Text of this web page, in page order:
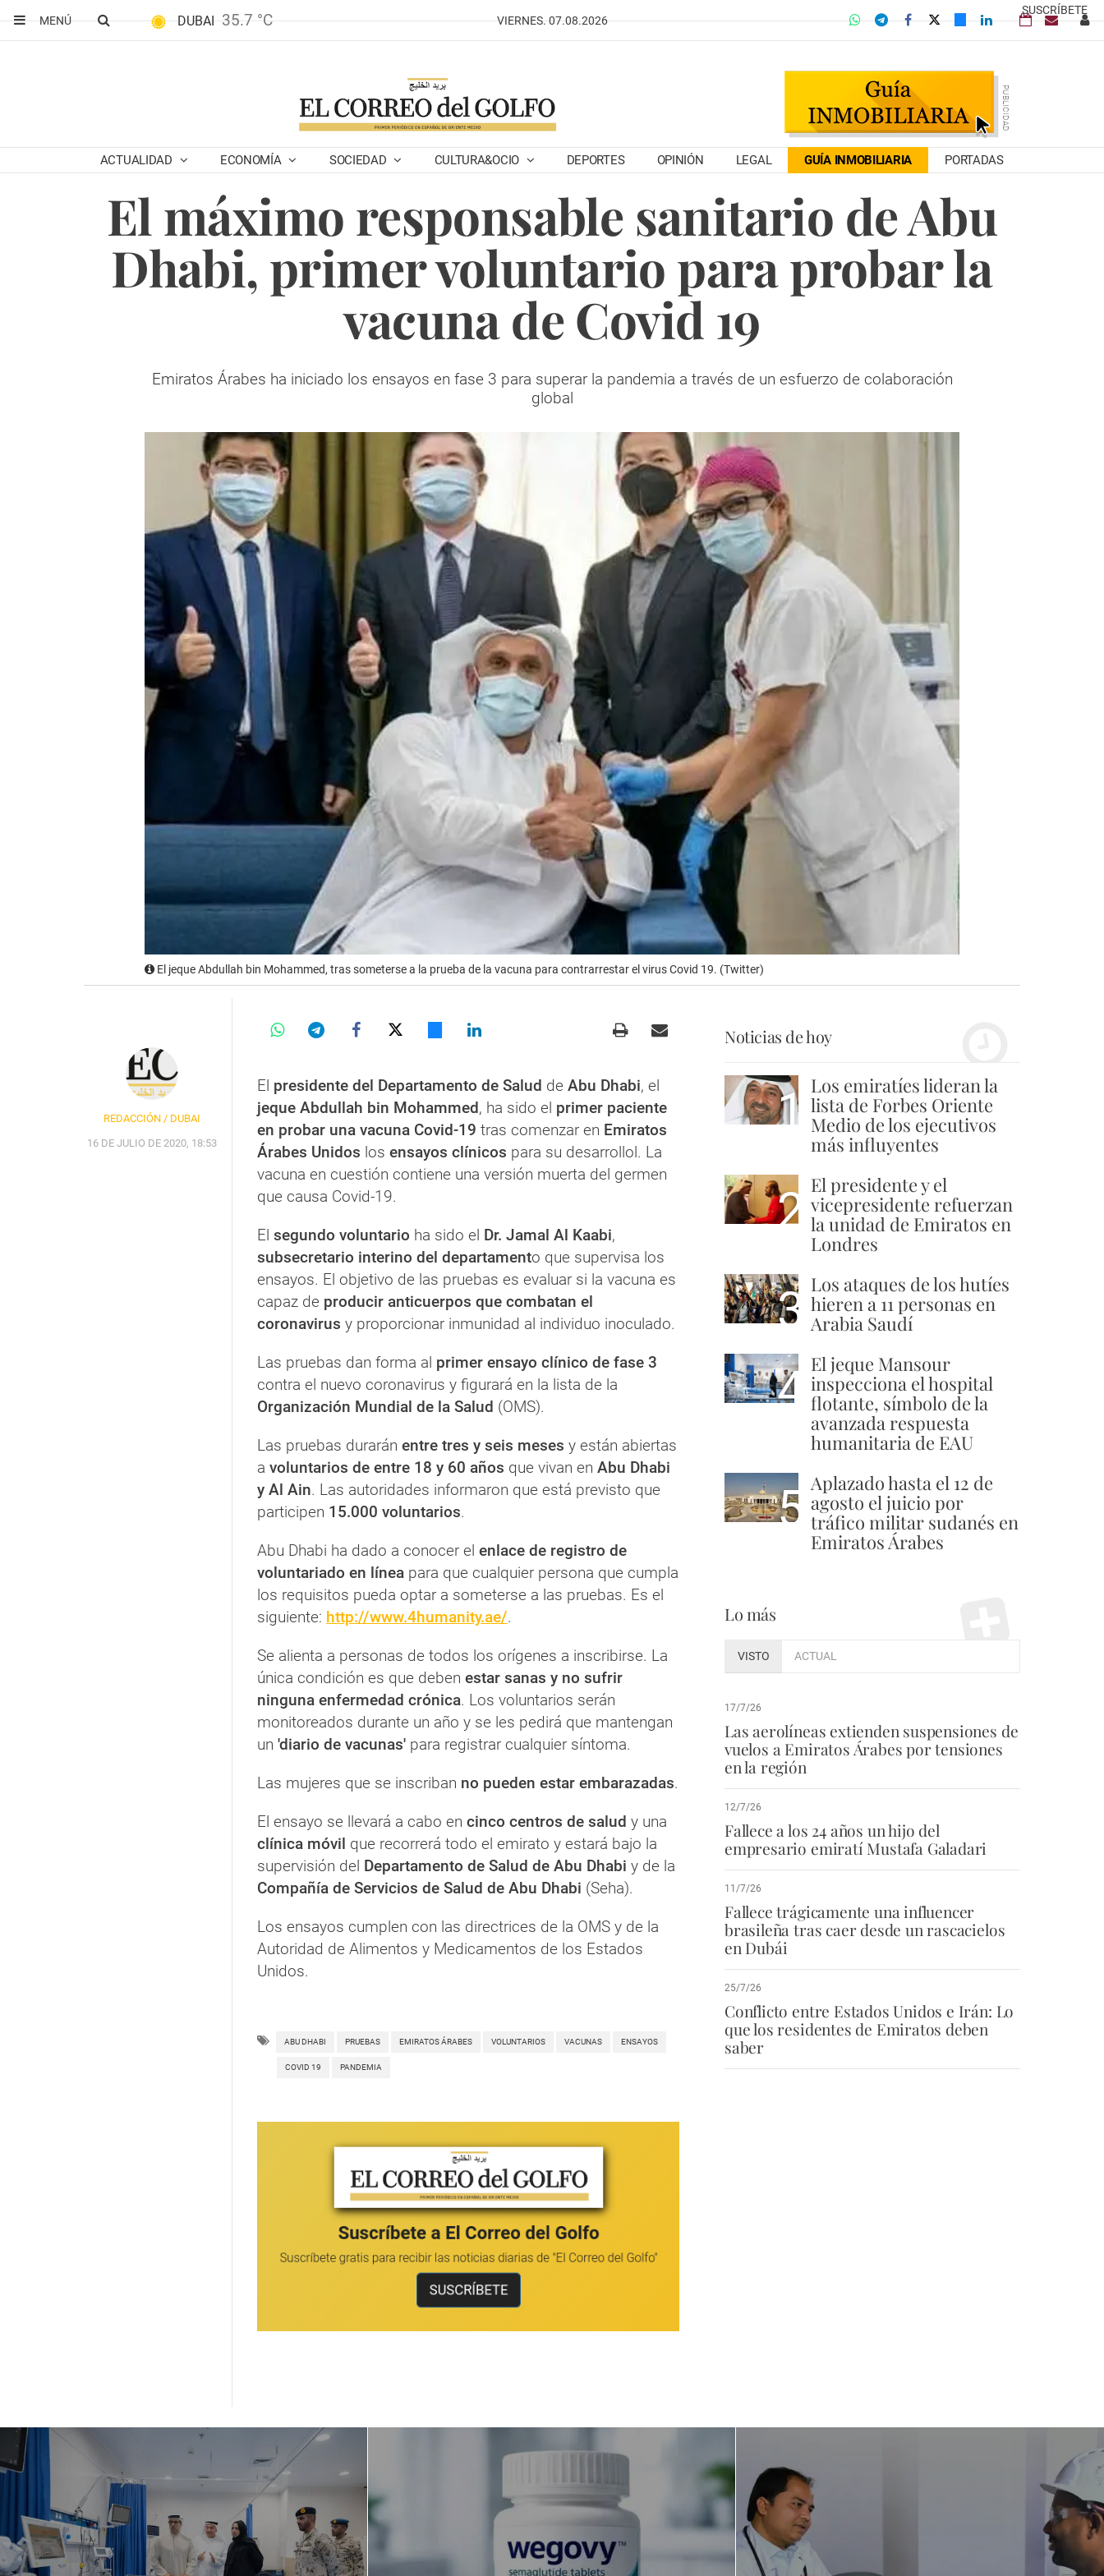
SUSCRÍBETE
MENÚ
DUBAI 35.7 °C VIERNES. 07.08.2026
ACTUALIDAD ECONOMÍA SOCIEDAD CULTURA&OCIO DEPORTES OPINIÓN LEGAL GUÍA INMOBILIARIA PORTADAS
El máximo responsable sanitario de Abu
Dhabi, primer voluntario para probar la
vacuna de Covid 19
Emiratos Árabes ha iniciado los ensayos en fase 3 para superar la pandemia a través de un esfuerzo de colaboración
global
El jeque Abdullah bin Mohammed, tras someterse a la prueba de la vacuna para contrarrestar el virus Covid 19. (Twitter)
REDACCIÓN / DUBAI
16 DE JULIO DE 2020, 18:53
El presidente del Departamento de Salud de Abu Dhabi, el
jeque Abdullah bin Mohammed, ha sido el primer paciente
en probar una vacuna Covid-19 tras comenzar en Emiratos
Árabes Unidos los ensayos clínicos para su desarrollol. La
vacuna en cuestión contiene una versión muerta del germen
que causa Covid-19.
El segundo voluntario ha sido el Dr. Jamal Al Kaabi,
subsecretario interino del departamento que supervisa los
ensayos. El objetivo de las pruebas es evaluar si la vacuna es
capaz de producir anticuerpos que combatan el
coronavirus y proporcionar inmunidad al individuo inoculado.
Las pruebas dan forma al primer ensayo clínico de fase 3
contra el nuevo coronavirus y figurará en la lista de la
Organización Mundial de la Salud (OMS).
Las pruebas durarán entre tres y seis meses y están abiertas
a voluntarios de entre 18 y 60 años que vivan en Abu Dhabi
y Al Ain. Las autoridades informaron que está previsto que
participen 15.000 voluntarios.
Abu Dhabi ha dado a conocer el enlace de registro de
voluntariado en línea para que cualquier persona que cumpla
los requisitos pueda optar a someterse a las pruebas. Es el
siguiente: http://www.4humanity.ae/.
Se alienta a personas de todos los orígenes a inscribirse. La
única condición es que deben estar sanas y no sufrir
ninguna enfermedad crónica. Los voluntarios serán
monitoreados durante un año y se les pedirá que mantengan
un 'diario de vacunas' para registrar cualquier síntoma.
Las mujeres que se inscriban no pueden estar embarazadas.
El ensayo se llevará a cabo en cinco centros de salud y una
clínica móvil que recorrerá todo el emirato y estará bajo la
supervisión del Departamento de Salud de Abu Dhabi y de la
Compañía de Servicios de Salud de Abu Dhabi (Seha).
Los ensayos cumplen con las directrices de la OMS y de la
Autoridad de Alimentos y Medicamentos de los Estados
Unidos.
ABU DHABI PRUEBAS EMIRATOS ÁRABES VOLUNTARIOS VACUNAS ENSAYOS
COVID 19 PANDEMIA
Noticias de hoy
1 Los emiratíes lideran la
lista de Forbes Oriente
Medio de los ejecutivos
más influyentes
2 El presidente y el
vicepresidente refuerzan
la unidad de Emiratos en
Londres
3 Los ataques de los hutíes
hieren a 11 personas en
Arabia Saudí
4 El jeque Mansour
inspecciona el hospital
flotante, símbolo de la
avanzada respuesta
humanitaria de EAU
5 Aplazado hasta el 12 de
agosto el juicio por
tráfico militar sudanés en
Emiratos Árabes
Lo más
VISTO ACTUAL
17/7/26
Las aerolíneas extienden suspensiones de
vuelos a Emiratos Árabes por tensiones
en la región
12/7/26
Fallece a los 24 años un hijo del
empresario emiratí Mustafa Galadari
11/7/26
Fallece trágicamente una influencer
brasileña tras caer desde un rascacielos
en Dubái
25/7/26
Conflicto entre Estados Unidos e Irán: Lo
que los residentes de Emiratos deben
saber